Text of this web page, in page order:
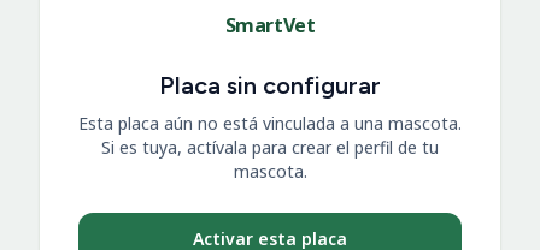
SmartVet
Placa sin configurar
Esta placa aún no está vinculada a una mascota.
Si es tuya, actívala para crear el perfil de tu
mascota.
Activar esta placa